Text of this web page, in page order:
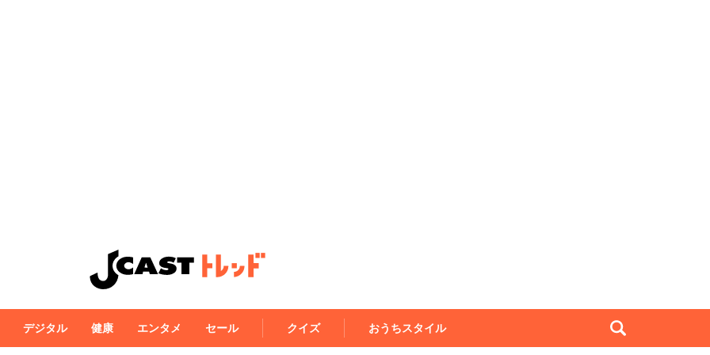
デジタル 健康 エンタメ セール クイズ おうちスタイル